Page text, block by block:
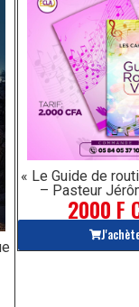
« Le Guide de
– Pasteur
2000 F